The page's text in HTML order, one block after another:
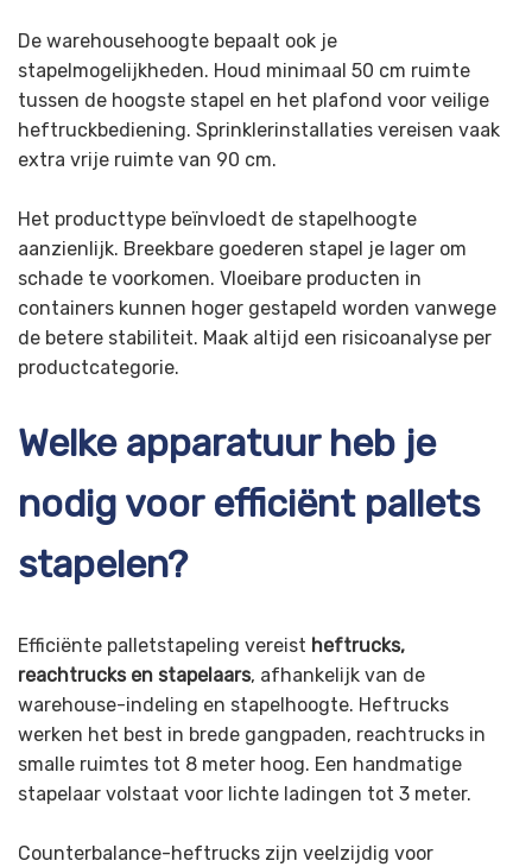
De warehousehoogte bepaalt ook je
stapelmogelijkheden. Houd minimaal 50 cm ruimte
tussen de hoogste stapel en het plafond voor veilige
heftruckbediening. Sprinklerinstallaties vereisen vaak
extra vrije ruimte van 90 cm.
Het producttype beïnvloedt de stapelhoogte
aanzienlijk. Breekbare goederen stapel je lager om
schade te voorkomen. Vloeibare producten in
containers kunnen hoger gestapeld worden vanwege
de betere stabiliteit. Maak altijd een risicoanalyse per
productcategorie.
Welke apparatuur heb je
nodig voor efficiënt pallets
stapelen?
Efficiënte palletstapeling vereist heftrucks,
reachtrucks en stapelaars, afhankelijk van de
warehouse-indeling en stapelhoogte. Heftrucks
werken het best in brede gangpaden, reachtrucks in
smalle ruimtes tot 8 meter hoog. Een handmatige
stapelaar volstaat voor lichte ladingen tot 3 meter.
Counterbalance-heftrucks zijn veelzijdig voor